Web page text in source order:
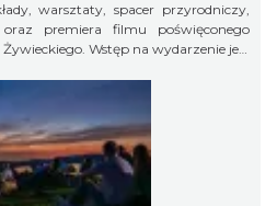
warsztaty, spacer przyrodniczy,
premiera filmu poświęconego
Wstęp na wydarzenie jest